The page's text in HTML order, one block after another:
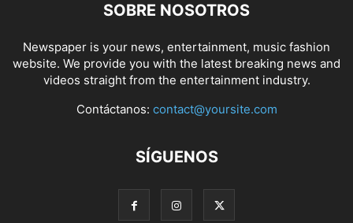
SOBRE NOSOTROS
Newspaper is your news, entertainment, music fashion
website. We provide you with the latest breaking news and
videos straight from the entertainment industry.
Contáctanos: contact@yoursite.com
SÍGUENOS